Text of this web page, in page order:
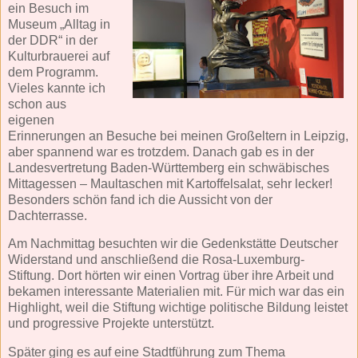
ein Besuch im
Museum „Alltag in
der DDR“ in der
Kulturbrauerei auf
dem Programm.
Vieles kannte ich
schon aus
eigenen
Erinnerungen an Besuche bei meinen Großeltern in Leipzig,
aber spannend war es trotzdem. Danach gab es in der
Landesvertretung Baden-Württemberg ein schwäbisches
Mittagessen – Maultaschen mit Kartoffelsalat, sehr lecker!
Besonders schön fand ich die Aussicht von der
Dachterrasse.
Am Nachmittag besuchten wir die Gedenkstätte Deutscher
Widerstand und anschließend die Rosa-Luxemburg-
Stiftung. Dort hörten wir einen Vortrag über ihre Arbeit und
bekamen interessante Materialien mit. Für mich war das ein
Highlight, weil die Stiftung wichtige politische Bildung leistet
und progressive Projekte unterstützt.
Später ging es auf eine Stadtführung zum Thema